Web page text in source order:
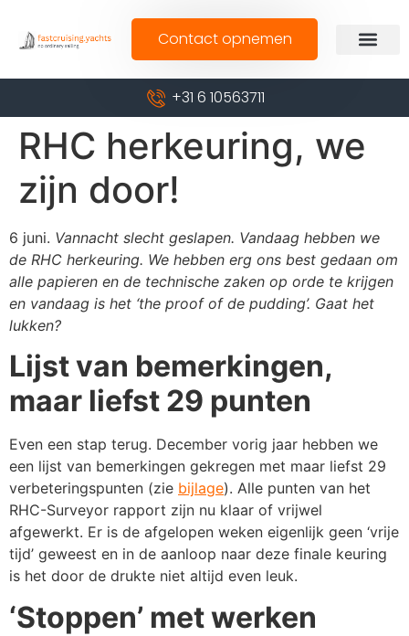
Contact opnemen
+31 6 10563711
RHC herkeuring, we
zijn door!
6 juni. Vannacht slecht geslapen. Vandaag hebben we
de RHC herkeuring. We hebben erg ons best gedaan om
alle papieren en de technische zaken op orde te krijgen
en vandaag is het ‘the proof of de pudding’. Gaat het
lukken?
Lijst van bemerkingen,
maar liefst 29 punten
Even een stap terug. December vorig jaar hebben we
een lijst van bemerkingen gekregen met maar liefst 29
verbeteringspunten (zie bijlage). Alle punten van het
RHC-Surveyor rapport zijn nu klaar of vrijwel
afgewerkt. Er is de afgelopen weken eigenlijk geen ‘vrije
tijd’ geweest en in de aanloop naar deze finale keuring
is het door de drukte niet altijd even leuk.
‘Stoppen’ met werken